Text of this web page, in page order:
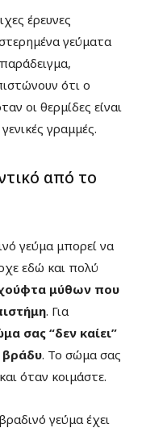
έρευνες
γεύματα
ότι ο
οι θερμίδες είναι
γραμμές.
από το
γεύμα μπορεί να
εδώ και πολύ
μύθων που
. Για
σας “δεν καίει”
βράδυ. Το σώμα σας
όταν κοιμάστε.
γεύμα έχει